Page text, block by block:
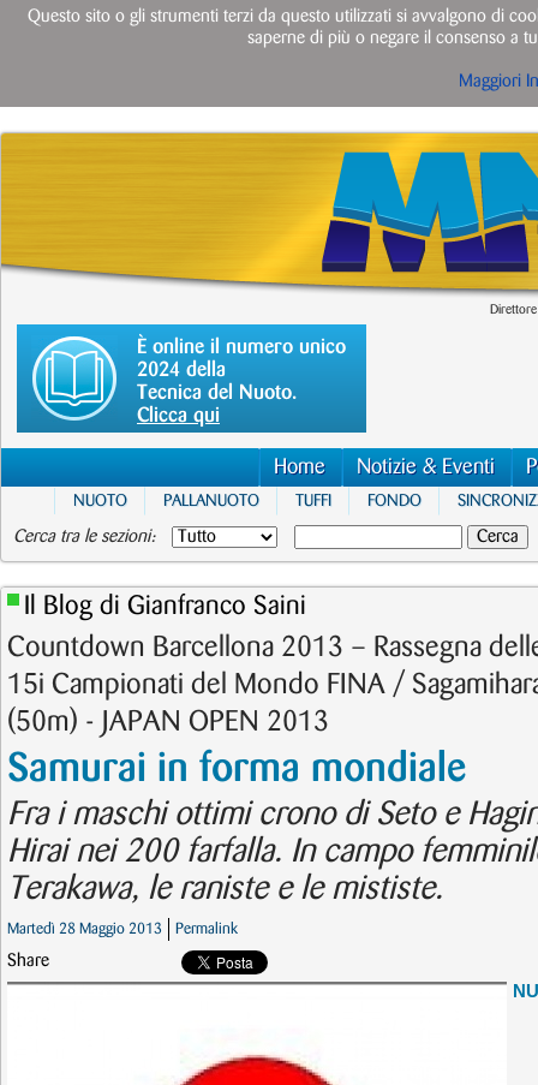
È online il numero unico
2024 della
Tecnica del Nuoto.
Clicca qui
Home Notizie & Eventi
NUOTO PALLANUOTO TUFFI FONDO
Cerca tra le sezioni:
Il Blog di Gianfranco Saini
Countdown Barcellona 2013 – Rassegna
15i Campionati del Mondo FINA /
(50m) - JAPAN OPEN 2013
Samurai in forma mondiale
Fra i maschi ottimi crono di Seto e
Hirai nei 200 farfalla. In campo
Terakawa, le raniste e le mististe.
Martedì 28 Maggio 2013 Permalink
Share
Questo sito o gli strumenti terzi da questo utilizzati si avvalgono di
saperne di più o negare il consenso a
Maggiori